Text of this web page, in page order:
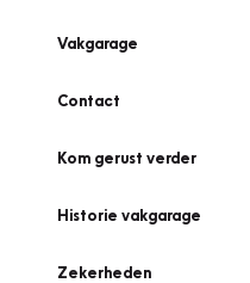
Vakgarage
Contact
Kom gerust verder
Historie vakgarage
Zekerheden